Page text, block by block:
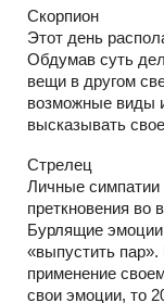
Скорпион
Этот день
Обдумав суть
вещи в другом
возможные виды
высказывать
Стрелец
Личные симпатии
преткновения во
Бурлящие
«выпустить
применение
свои эмоции, то